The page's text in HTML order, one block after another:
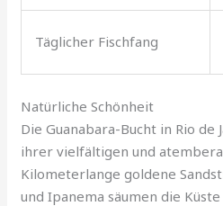
Täglicher Fischfang
Natürliche Schönheit
Die Guanabara-Bucht in Rio
ihrer vielfältigen und
Kilometerlange goldene
und Ipanema säumen die